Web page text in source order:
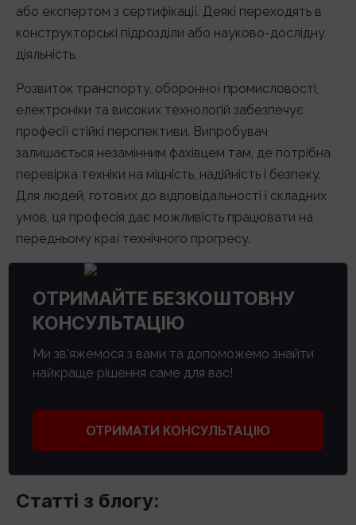
або експертом з сертифікації. Деякі переходять в
конструкторські підрозділи або науково-дослідну
діяльність.
Розвиток транспорту, оборонної промисловості,
електроніки та високих технологій забезпечує
професії стійкі перспективи. Випробувач
залишається незамінним фахівцем там, де потрібна
перевірка техніки на міцність, надійність і безпеку.
Для людей, готових до відповідальності і складних
умов, ця професія дає можливість працювати на
передньому краї технічного прогресу.
ОТРИМАЙТЕ БЕЗКОШТОВНУ
КОНСУЛЬТАЦІЮ
Ми зв'яжемося з вами та допоможемо знайти
найкраще рішення саме для вас!
ОТРИМАТИ КОНСУЛЬТАЦІЮ
Статті з блогу: